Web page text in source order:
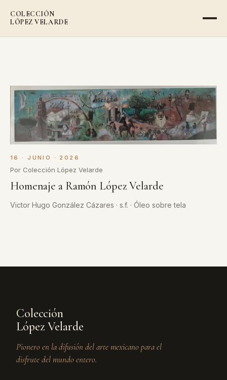
COLECCIÓN
LÓPEZ VELARDE
16 · JUNIO · 2026
Por Colección López Velarde
Homenaje a Ramón López Velarde
Victor Hugo González Cázares · s.f. · Óleo sobre tela
Colección
López Velarde
Pionero en la difusión del arte mexicano para el
disfrute del mundo entero.